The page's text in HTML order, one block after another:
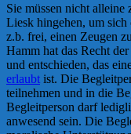
Sie müssen nicht
Liesk hingehen, um sich
z.b. frei, einen Zeugen
Hamm hat das Recht
und entschieden, das
erlaubt ist. Die
teilnehmen und in die
Begleitperson darf
anwesend sein. Die